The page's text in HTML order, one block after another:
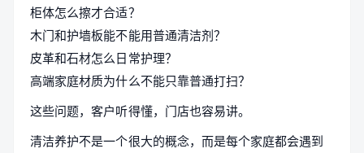
柜体怎么擦才合适？
木门和护墙板能不能用普通清洁剂？
皮革和石材怎么日常护理？
高端家庭材质为什么不能只靠普通打扫？
这些问题，客户听得懂，门店也容易讲。
清洁养护不是一个很大的概念，而是每个家庭都会遇到